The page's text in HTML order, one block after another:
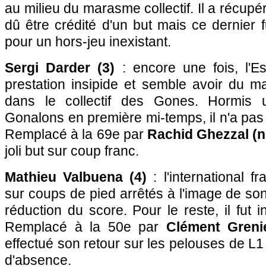
au milieu du marasme collectif. Il a
dû être crédité d'un but mais ce dernier
pour un hors-jeu inexistant.
Sergi Darder (3) : encore une fois,
prestation insipide et semble avoir du
dans le collectif des Gones. Hormis
Gonalons en première mi-temps, il n'a
Remplacé à la 69e par Rachid Ghezzal
joli but sur coup franc.
Mathieu Valbuena (4) : l'international
sur coups de pied arrêtés à l'image de
réduction du score. Pour le reste, il fut
Remplacé à la 50e par Clément
effectué son retour sur les pelouses de
d'absence.